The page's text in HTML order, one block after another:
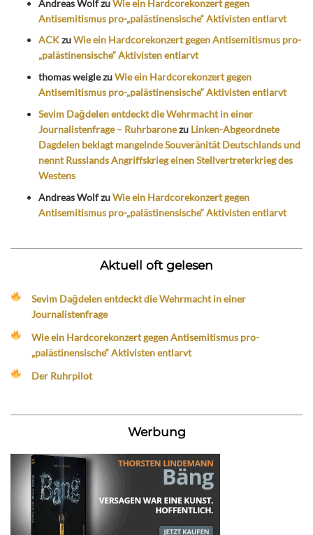
Andreas WolfzuWie ein Hardcorekonzert gegen
Antisemitismus pro-„palästinensische“ Aktivisten entlarvt
ACKzuWie ein Hardcorekonzert gegen Antisemitismus pro-
„palästinensische“ Aktivisten entlarvt
thomas weiglezuWie ein Hardcorekonzert gegen
Antisemitismus pro-„palästinensische“ Aktivisten entlarvt
Sevim Dağdelen entdeckt die Wehrmacht in einer
Journalistenfrage – Ruhrbaronezu Linken-Abgeordnete
Dagdelen beklagt mangelnde Souveränität Deutschlands und
nennt Russlands Angriffskrieg einen Stellvertreterkrieg des
Westens
Andreas WolfzuWie ein Hardcorekonzert gegen
Antisemitismus pro-„palästinensische“ Aktivisten entlarvt
Aktuell oft gelesen
Sevim Dağdelen entdeckt die Wehrmacht in einer
Journalistenfrage
Wie ein Hardcorekonzert gegen Antisemitismus pro-
„palästinensische“ Aktivisten entlarvt
Der Ruhrpilot
Werbung